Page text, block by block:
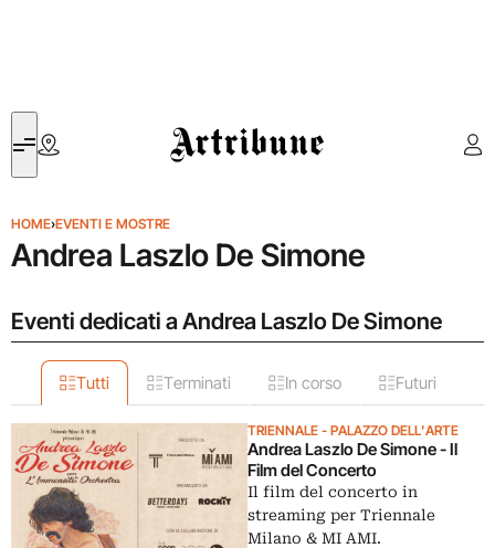
Artribune
HOME›EVENTI E MOSTRE
Andrea Laszlo De Simone
Eventi dedicati a Andrea Laszlo De Simone
Tutti Terminati In corso Futuri
TRIENNALE - PALAZZO DELL'ARTE
Andrea Laszlo De Simone - Il
Film del Concerto
Il film del concerto in
streaming per Triennale
Milano & MI AMI.